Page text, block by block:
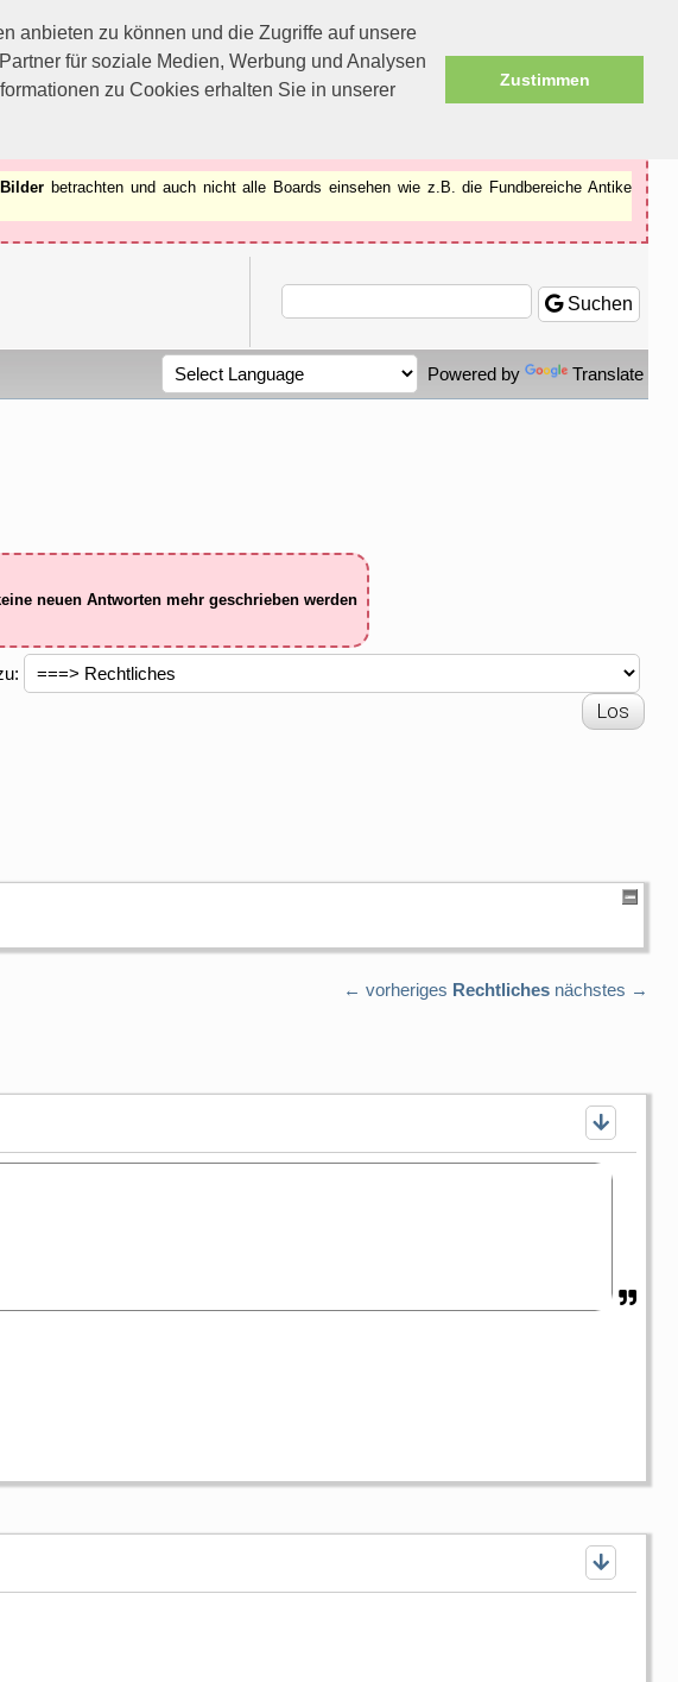
anbieten zu können und die Zugriffe auf unsere
für soziale Medien, Werbung und Analysen
zu Cookies erhalten Sie in unserer
Zustimmen
betrachten und auch nicht alle Boards einsehen wie z.B. die Fundbereiche Antike
Suchen
Powered by Translate
neuen Antworten mehr geschrieben werden
← vorheriges Rechtliches nächstes →